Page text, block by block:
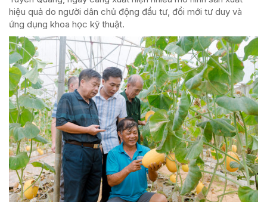
hiệu quả do người dân chủ động đầu tư, đổi mới tư duy và
ứng dụng khoa học kỹ thuật.